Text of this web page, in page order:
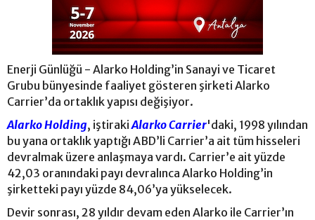
Enerji Günlüğü - Alarko Holding’in Sanayi ve Ticaret
Grubu bünyesinde faaliyet gösteren şirketi Alarko
Carrier’da ortaklık yapısı değişiyor.
Alarko Holding, iştirakiAlarko Carrier'daki, 1998 yılından
bu yana ortaklık yaptığı ABD’li Carrier’a ait tüm hisseleri
devralmak üzere anlaşmaya vardı. Carrier’e ait yüzde
42,03 oranındaki payı devralınca Alarko Holding’in
şirketteki payı yüzde 84,06’ya yükselecek.
Devir sonrası, 28 yıldır devam eden Alarko ile Carrier’ın